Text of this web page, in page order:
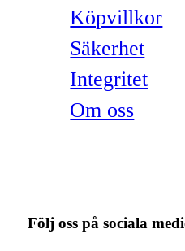
Köpvillkor
Säkerhet
Integritet
Om oss
Följ oss på sociala